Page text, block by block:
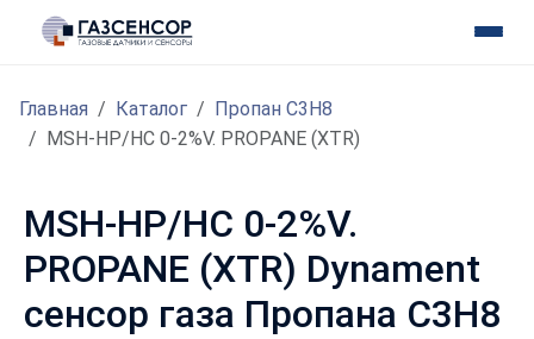
Главная Каталог
Пропан C3H8
MSH-HP/HC 0-2%V. PROPANE (XTR)
MSH-HP/HC 0-2%V.
PROPANE (XTR) Dynament
сенсор газа Пропана C3H8